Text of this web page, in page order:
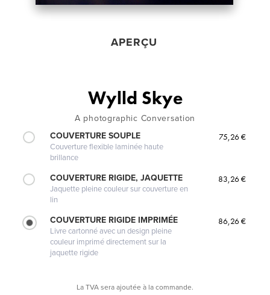
APERÇU
Wylld Skye
A photographic Conversation
COUVERTURE SOUPLE
Couverture flexible laminée haute
brillance
75,26 €
COUVERTURE RIGIDE, JAQUETTE
Jaquette pleine couleur sur couverture en
lin
83,26 €
COUVERTURE RIGIDE IMPRIMÉE
Livre cartonné avec un design pleine
couleur imprimé directement sur la
jaquette rigide
86,26 €
La TVA sera ajoutée à la commande.